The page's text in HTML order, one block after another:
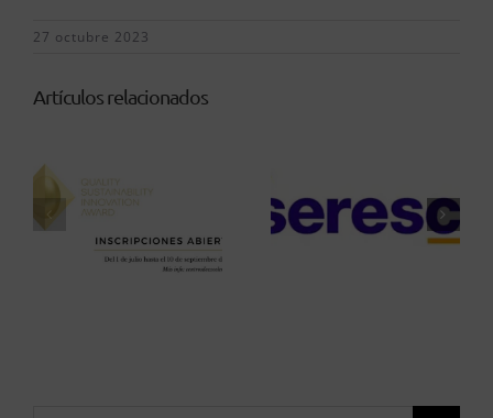
27 octubre 2023
Artículos relacionados